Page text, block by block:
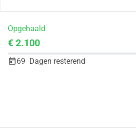
Opgehaald
€ 2.100
69 Dagen resterend